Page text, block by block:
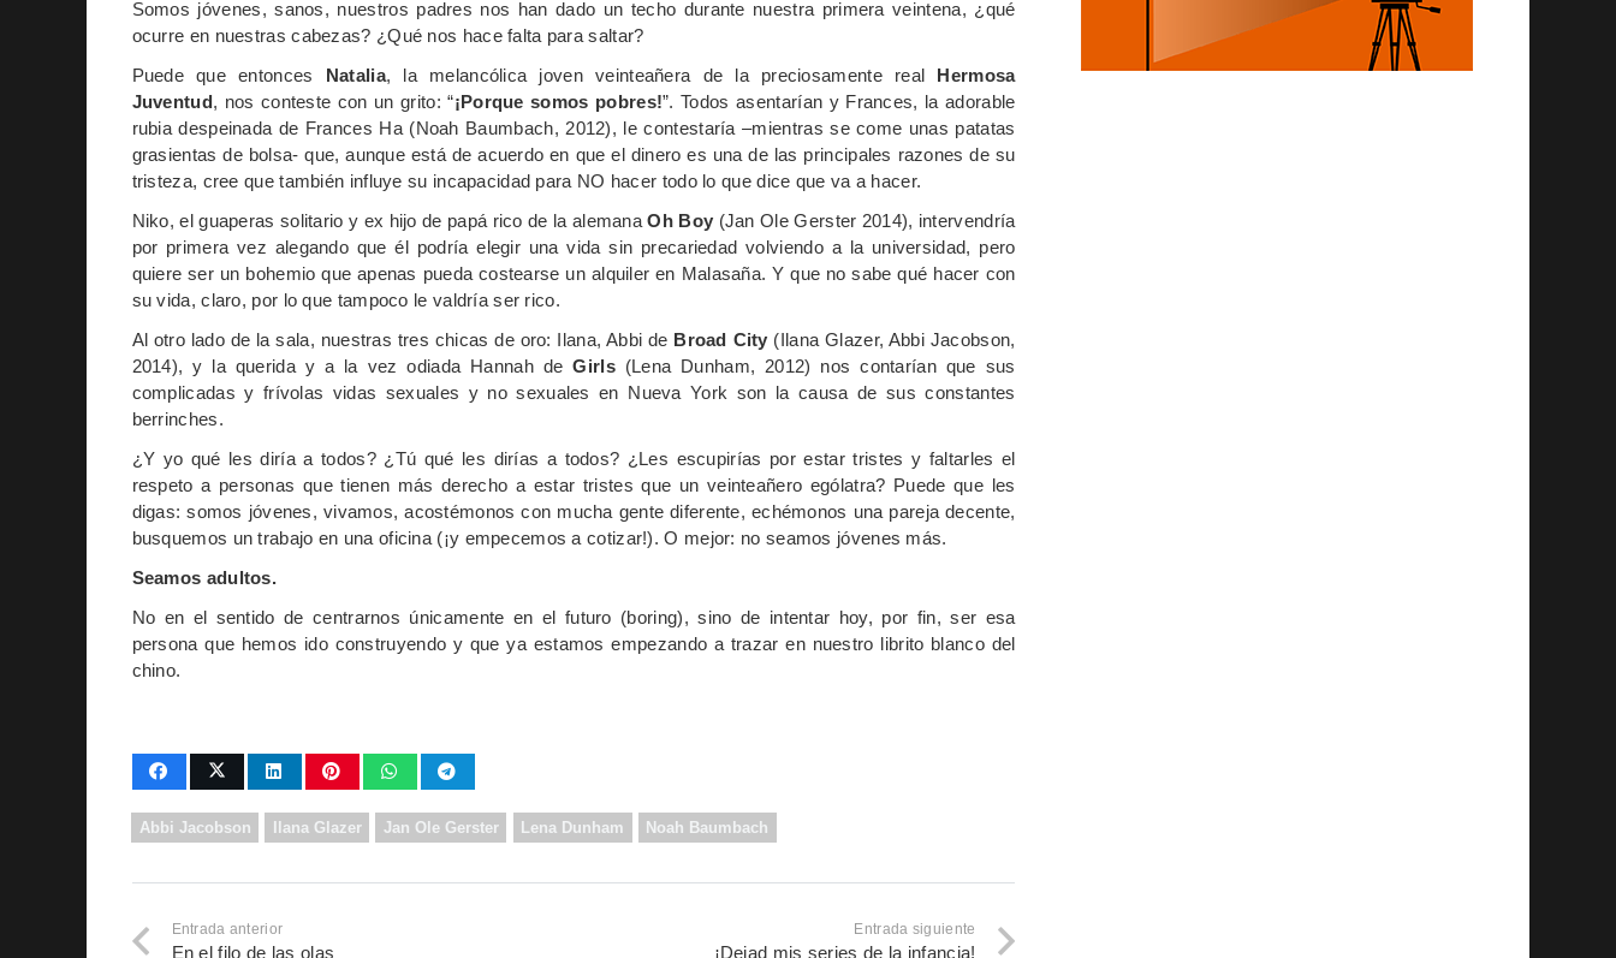
Somos jóvenes, sanos, nuestros padres nos han dado un techo durante nuestra primera veintena, ¿qué
ocurre en nuestras cabezas? ¿Qué nos hace falta para saltar?
Puede que entonces Natalia, la melancólica joven veinteañera de la preciosamente real Hermosa
Juventud, nos conteste con un grito: “¡Porque somos pobres!”. Todos asentarían y Frances, la adorable
rubia despeinada de Frances Ha (Noah Baumbach, 2012), le contestaría –mientras se come unas patatas
grasientas de bolsa- que, aunque está de acuerdo en que el dinero es una de las principales razones de su
tristeza, cree que también influye su incapacidad para NO hacer todo lo que dice que va a hacer.
Niko, el guaperas solitario y ex hijo de papá rico de la alemanaOh Boy (Jan Ole Gerster 2014), intervendría
por primera vez alegando que él podría elegir una vida sin precariedad volviendo a la universidad, pero
quiere ser un bohemio que apenas pueda costearse un alquiler en Malasaña. Y que no sabe qué hacer con
su vida, claro, por lo que tampoco le valdría ser rico.
Al otro lado de la sala, nuestras tres chicas de oro: Ilana, Abbi de Broad City (Ilana Glazer, Abbi Jacobson,
2014), y la querida y a la vez odiada Hannah deGirls(Lena Dunham, 2012) nos contarían que sus
complicadas y frívolas vidas sexuales y no sexuales en Nueva York son la causa de sus constantes
berrinches.
¿Y yo qué les diría a todos? ¿Tú qué les dirías a todos? ¿Les escupirías por estar tristes y faltarles el
respeto a personas que tienen más derecho a estar tristes que un veinteañero ególatra? Puede que les
digas: somos jóvenes, vivamos, acostémonos con mucha gente diferente, echémonos una pareja decente,
busquemos un trabajo en una oficina (¡y empecemos a cotizar!). O mejor: no seamos jóvenes más.
Seamos adultos.
No en el sentido de centrarnos únicamente en el futuro (boring), sino de intentar hoy, por fin, ser esa
persona que hemos ido construyendo y que ya estamos empezando a trazar en nuestro librito blanco del
chino.
Abbi Jacobson Ilana Glazer Jan Ole Gerster Lena Dunham Noah Baumbach
Entrada anterior
En el filo de las olas
Entrada siguiente
¡Dejad mis series de la infancia!